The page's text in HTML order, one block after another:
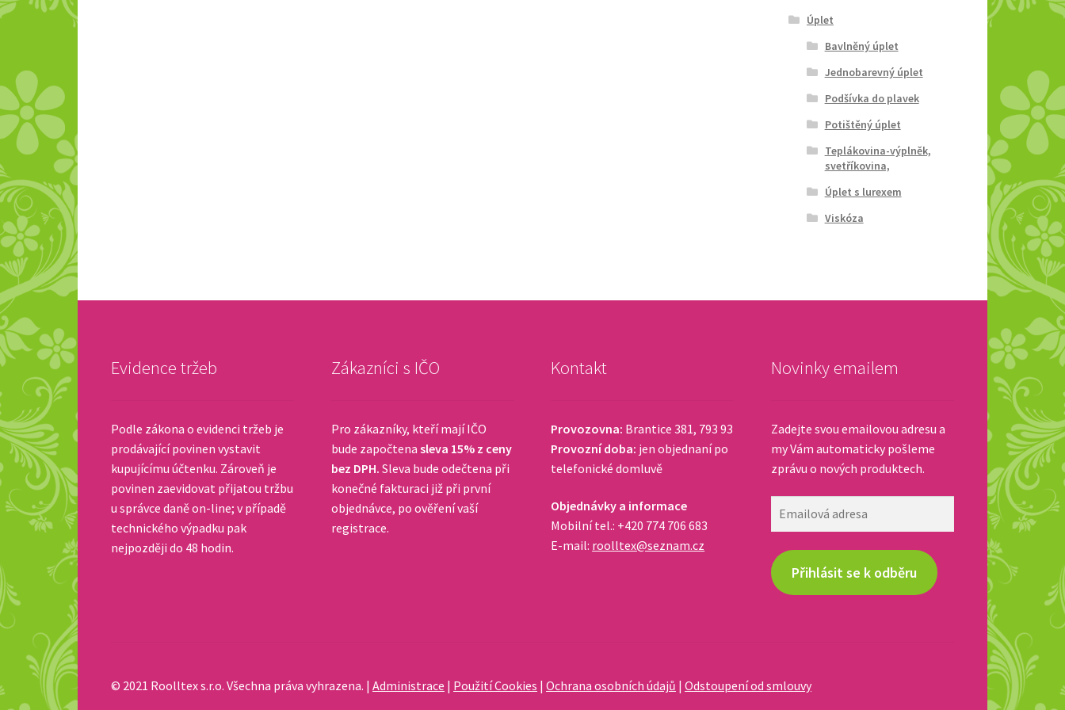
Úplet
Bavlněný úplet
Jednobarevný úplet
Podšívka do plavek
Potištěný úplet
Teplákovina-výplněk,
svetříkovina,
Úplet s lurexem
Viskóza
Evidence tržeb
Podle zákona o evidenci tržeb je
prodávající povinen vystavit
kupujícímu účtenku. Zároveň je
povinen zaevidovat přijatou tržbu
u správce daně on-line; v případě
technického výpadku pak
nejpozději do 48 hodin.
Zákazníci s IČO
Pro zákazníky, kteří mají IČO
bude započtena sleva 15% z ceny
bez DPH. Sleva bude odečtena při
konečné fakturaci již při první
objednávce, po ověření vaší
registrace.
Kontakt
Provozovna: Brantice 381, 793 93
Provozní doba: jen objednaní po
telefonické domluvě
Objednávky a informace
Mobilní tel.: +420 774 706 683
E-mail: roolltex@seznam.cz
Novinky emailem
Zadejte svou emailovou adresu a
my Vám automaticky pošleme
zprávu o nových produktech.
Přihlásit se k odběru
© 2021 Roolltex s.r.o. Všechna práva vyhrazena. |Administrace | Použití Cookies |Ochrana osobních údajů |Odstoupení od smlouvy